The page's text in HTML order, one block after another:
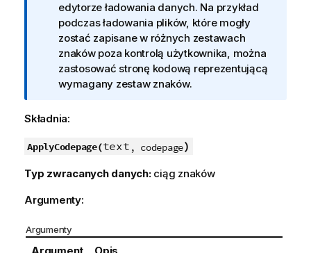
o
r
m
a
c
j
edytorze ładowania danych. Na przykład
podczas ładowania plików, które mogły
zostać zapisane w różnych zestawach
znaków poza kontrolą użytkownika, można
zastosować stronę kodową reprezentującą
wymagany zestaw znaków.
Składnia:
ApplyCodepage(text , codepage)
Typ zwracanych danych: ciąg znaków
Argumenty:
Argumenty